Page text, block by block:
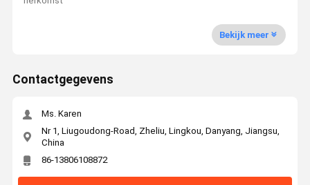
Bekijk meer
Contactgegevens
Ms. Karen
Nr 1, Liugoudong-Road, Zheliu, Lingkou, Danyang, Jiangsu,
China
86-13806108872